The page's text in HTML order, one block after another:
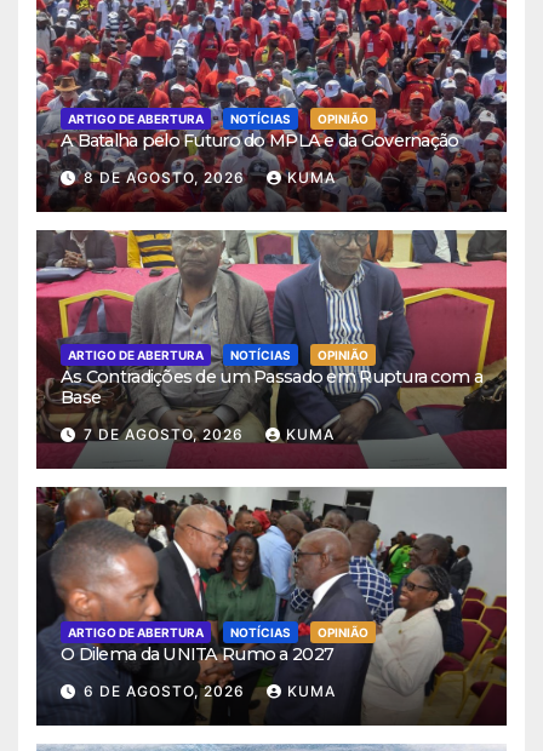
ARTIGO DE ABERTURA NOTÍCIAS OPINIÃO
A Batalha pelo Futuro do MPLA e da Governação
8 DE AGOSTO, 2026 KUMA
ARTIGO DE ABERTURA NOTÍCIAS OPINIÃO
As Contradições de um Passado em Ruptura com a
Base
7 DE AGOSTO, 2026 KUMA
ARTIGO DE ABERTURA NOTÍCIAS OPINIÃO
O Dilema da UNITA Rumo a 2027
6 DE AGOSTO, 2026 KUMA